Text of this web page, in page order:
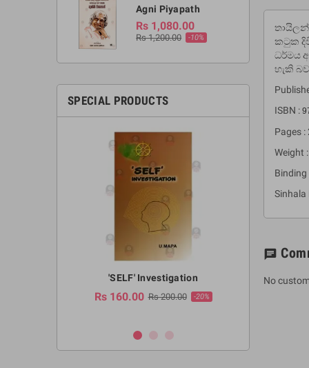
Agni Piyapath
Rs 1,080.00
Rs 1,200.00 -10%
SPECIAL PRODUCTS
'SELF' Investigation
Rs 160.00 Rs 200.00 -20%
(Sinhala
කටුක
ධර්මය
හැකි
ISBN :
Pages :
Weight
Binding
chat
No